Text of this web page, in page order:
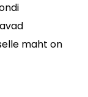
maht on